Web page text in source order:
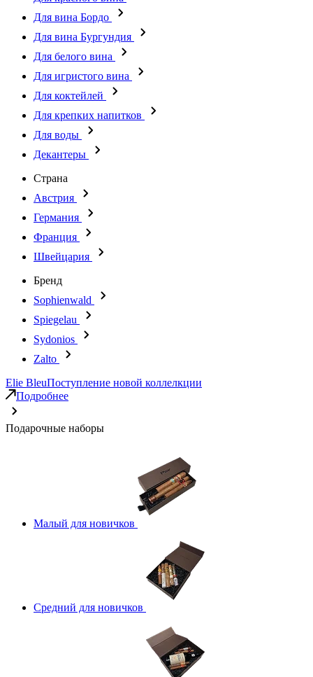
Для вина Бордо
Для вина Бургундия
Для белого вина
Для игристого вина
Для коктейлей
Для крепких напитков
Для воды
Декантеры
Страна
Австрия
Германия
Франция
Швейцария
Бренд
Sophienwald
Spiegelau
Sydonios
Zalto
Elie BleuПоступление новой коллелкции
Подробнее
Подарочные наборы
Малый для новичков
Средний для новичков